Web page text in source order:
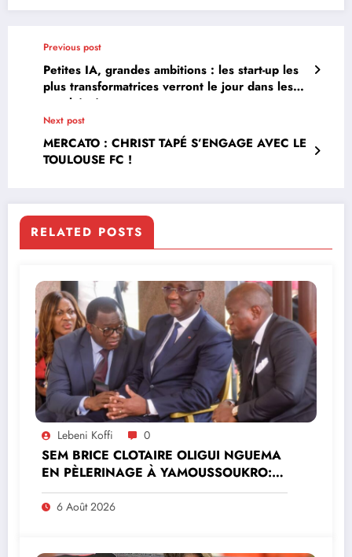
Previous post
Petites IA, grandes ambitions : les start-up les
plus transformatrices verront le jour dans les
marchés émergents
Next post
MERCATO : CHRIST TAPÉ S’ENGAGE AVEC LE
TOULOUSE FC !
RELATED POSTS
Lebeni Koffi 0
SEM BRICE CLOTAIRE OLIGUI NGUEMA
EN PÈLERINAGE À YAMOUSSOUKRO:LE
MINISTRE PAULIN CLAUDE DANHO
PREND PART À LA CÉRÉMONIE
6 Août 2026